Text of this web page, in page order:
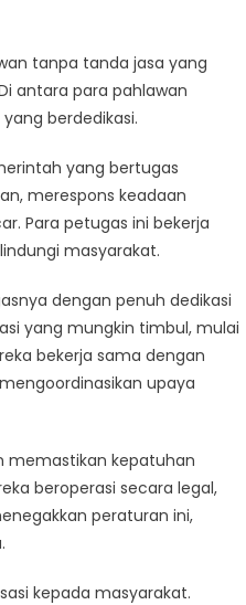
tanpa tanda jasa yang
antara para pahlawan
berdedikasi.
yang bertugas
merespons keadaan
Para petugas ini bekerja
masyarakat.
dengan penuh dedikasi
yang mungkin timbul, mulai
bekerja sama dengan
upaya
memastikan kepatuhan
beroperasi secara legal,
peraturan ini,
kepada masyarakat.